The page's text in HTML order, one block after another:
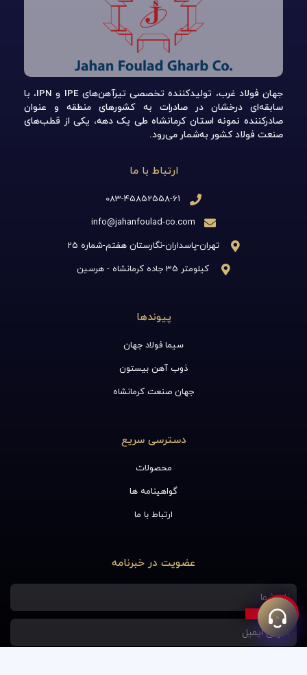
جهان فولاد غرب، تولیدکننده تخصصی تیرآهن‌های IPE و IPN، با
سابقه‌ای درخشان در صادرات به کشورهای منطقه و عنوان
صادرکننده نمونه استان کرمانشاه طی یک دهه، یکی از قطب‌های
صنعت فولاد کشور به‌شمار می‌رود.
ارتباط با ما
083-45852558-61
info@jahanfoulad-co.com
تهران-پاسداران-نگارستان هفتم-شماره 25
کیلومتر 35 جاده کرمانشاه - هرسین
پیوندها
سیما فولاد جهان
ذوب آهن بیستون
جهان صنعت کرمانشاه
دسترسی سریع
محصولات
گواهینامه ها
ارتباط با ما
عضویت در خبرنامه
آدرس
ایمیل